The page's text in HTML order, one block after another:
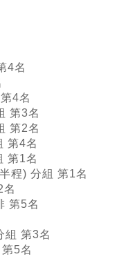
4名
4名
第3名
第2名
第4名
第1名
程) 分組 第1名
名
第5名
組 第3名
5名